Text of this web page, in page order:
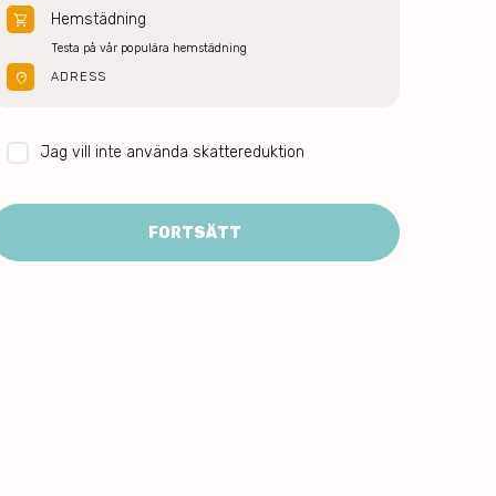
shopping_cart Hemstädning
Testa på vår populära hemstädning
location_on ADRESS
Jag vill inte använda skattereduktion
FORTSÄTT